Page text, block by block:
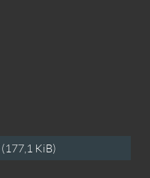
(177,1 KiB)